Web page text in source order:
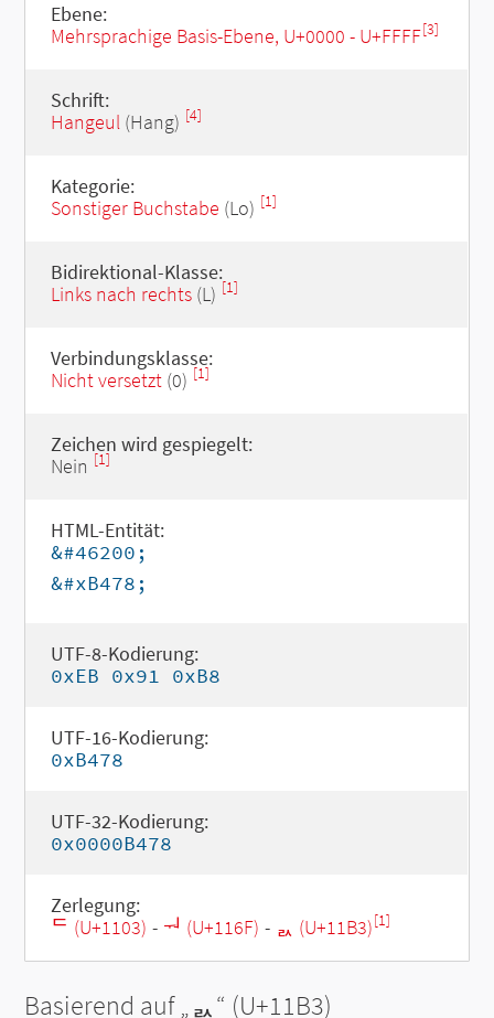
Ebene:
Mehrsprachige Basis-Ebene, U+0000 - U+FFFF[3]
Schrift:
Hangeul(Hang) [4]
Kategorie:
Sonstiger Buchstabe (Lo) [1]
Bidirektional-Klasse:
Links nach rechts(L) [1]
Verbindungsklasse:
Nicht versetzt(0) [1]
Zeichen wird gespiegelt:
Nein [1]
HTML-Entität:
&#46200;
&#xB478;
UTF-8-Kodierung:
0xEB 0x91 0xB8
UTF-16-Kodierung:
0xB478
UTF-32-Kodierung:
0x0000B478
Zerlegung:
ᄃ (U+1103) - ᅯ (U+116F) - ᆳ (U+11B3)[1]
Basierend auf „ᆳ“ (U+11B3)